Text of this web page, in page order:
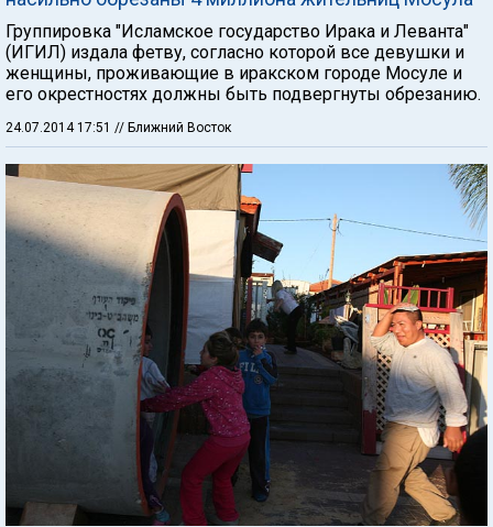
Группировка "Исламское государство Ирака и Леванта"
(ИГИЛ) издала фетву, согласно которой все девушки и
женщины, проживающие в иракском городе Мосуле и
его окрестностях должны быть подвергнуты обрезанию.
24.07.2014 17:51 // Ближний Восток